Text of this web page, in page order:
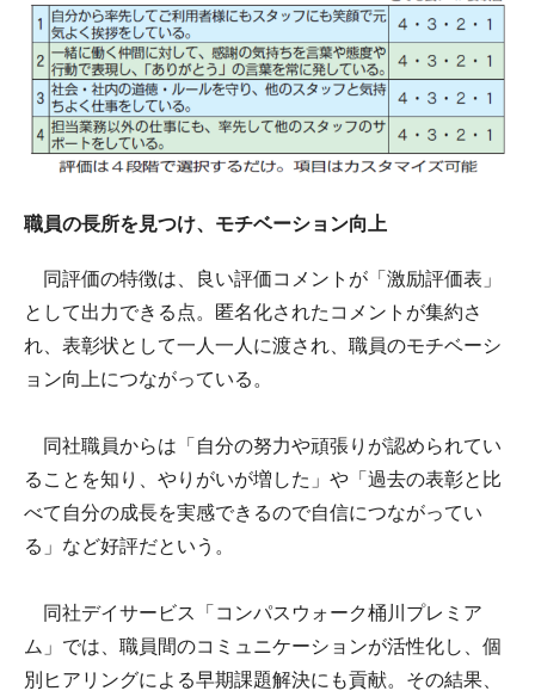
職員の長所を見つけ、モチベーション向上
同評価の特徴は、良い評価コメントが「激励評価表」
として出力できる点。匿名化されたコメントが集約さ
れ、表彰状として一人一人に渡され、職員のモチベーシ
ョン向上につながっている。
同社職員からは「自分の努力や頑張りが認められてい
ることを知り、やりがいが増した」や「過去の表彰と比
べて自分の成長を実感できるので自信につながってい
る」など好評だという。
同社デイサービス「コンパスウォーク桶川プレミア
ム」では、職員間のコミュニケーションが活性化し、個
別ヒアリングによる早期課題解決にも貢献。その結果、